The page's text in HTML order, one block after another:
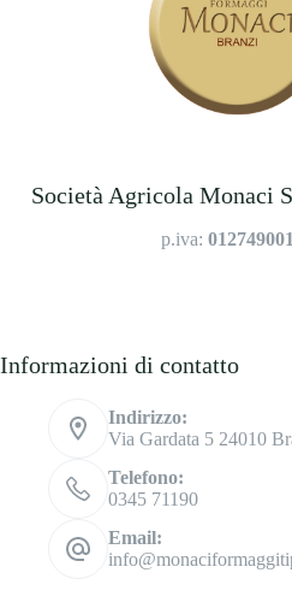
Società Agricola Monaci
p.iva:
Informazioni di contatto
Indirizzo:
Via Gardata 5 24010
Telefono:
0345 71190
Email: